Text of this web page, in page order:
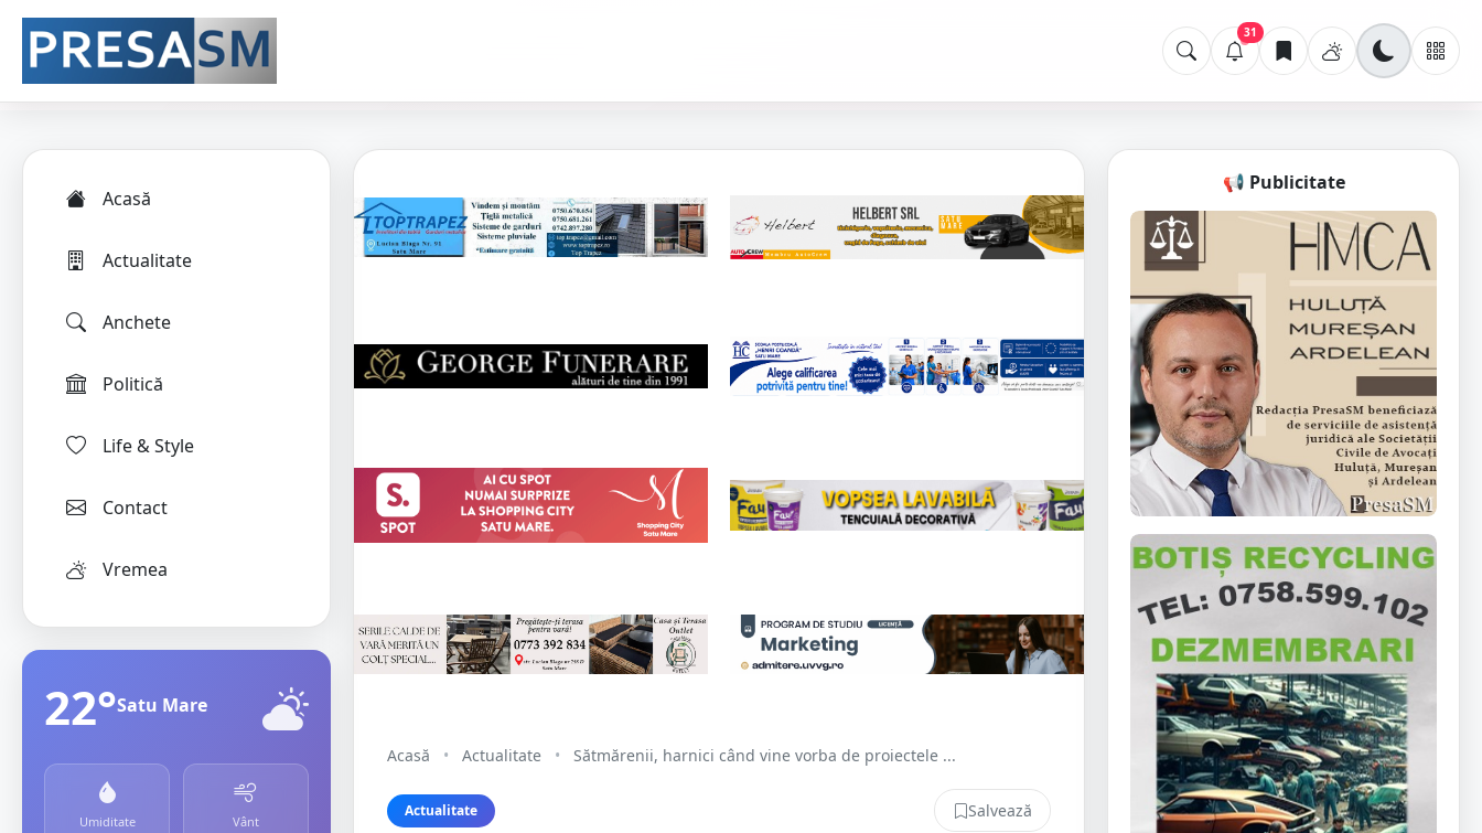
31
Acasă
Actualitate
Anchete
Politică
Life & Style
Contact
Vremea
22°Satu Mare
Umiditate Vânt
Acasă • Actualitate • Sătmărenii, harnici când vine vorba de proiectele ...
Actualitate Salvează
📢 Publicitate